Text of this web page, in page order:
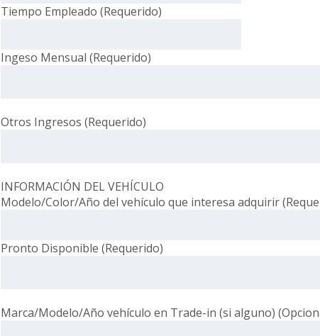
Tiempo Empleado (Requerido)
Ingeso Mensual (Requerido)
Otros Ingresos (Requerido)
INFORMACIÓN DEL VEHÍCULO
Modelo/Color/Año del vehículo que interesa adquirir
Pronto Disponible (Requerido)
Marca/Modelo/Año vehículo en Trade-in (si alguno)